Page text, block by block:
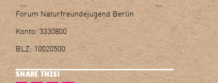
Forum Naturfreundejugend Berlin
Konto: 3330800
BLZ: 10020500
SHARE THIS!